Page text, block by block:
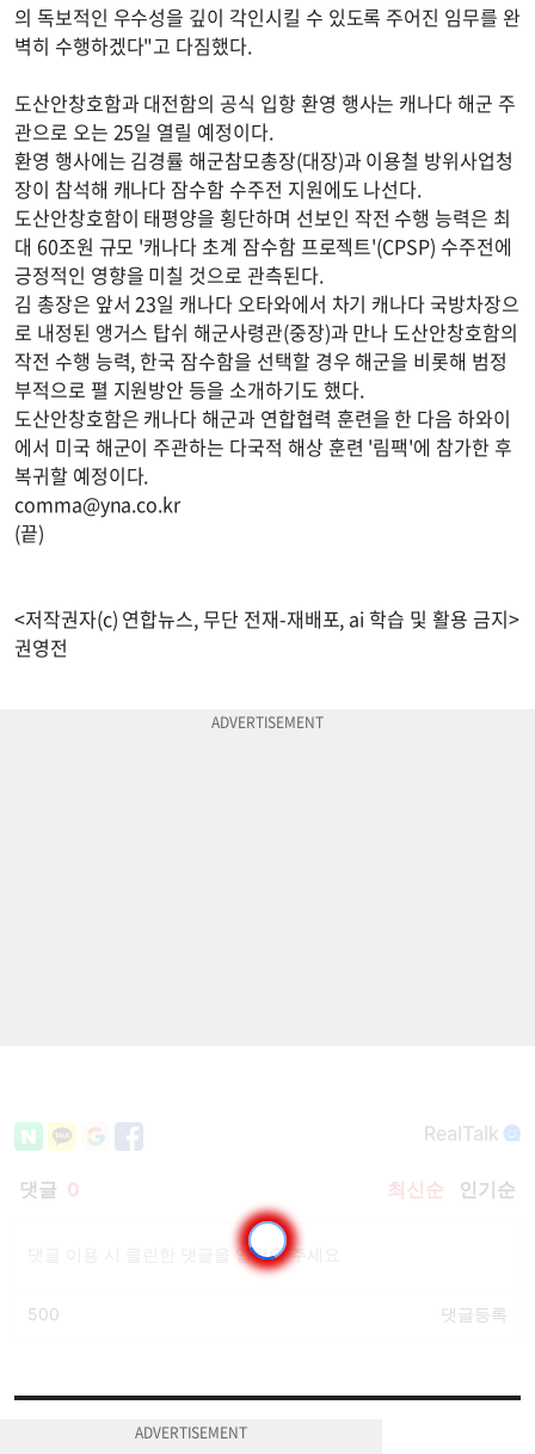
의 독보적인 우수성을 깊이 각인시킬 수 있도록 주어진 임무를 완
벽히 수행하겠다"고 다짐했다.
도산안창호함과 대전함의 공식 입항 환영 행사는 캐나다 해군 주
관으로 오는 25일 열릴 예정이다.
환영 행사에는 김경률 해군참모총장(대장)과 이용철 방위사업청
장이 참석해 캐나다 잠수함 수주전 지원에도 나선다.
도산안창호함이 태평양을 횡단하며 선보인 작전 수행 능력은 최
대 60조원 규모 '캐나다 초계 잠수함 프로젝트'(CPSP) 수주전에
긍정적인 영향을 미칠 것으로 관측된다.
김 총장은 앞서 23일 캐나다 오타와에서 차기 캐나다 국방차장으
로 내정된 앵거스 탑쉬 해군사령관(중장)과 만나 도산안창호함의
작전 수행 능력, 한국 잠수함을 선택할 경우 해군을 비롯해 범정
부적으로 펼 지원방안 등을 소개하기도 했다.
도산안창호함은 캐나다 해군과 연합협력 훈련을 한 다음 하와이
에서 미국 해군이 주관하는 다국적 해상 훈련 '림팩'에 참가한 후
복귀할 예정이다.
comma@yna.co.kr
(끝)
<저작권자(c) 연합뉴스, 무단 전재-재배포, ai 학습 및 활용 금지>
권영전